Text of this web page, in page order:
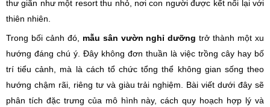
thư giãn như một resort thu nhỏ, nơi con người được kết nối lại với
thiên nhiên.
Trong bối cảnh đó, mẫu sân vườn nghỉ dưỡng trở thành một xu
hướng đáng chú ý. Đây không đơn thuần là việc trồng cây hay bố
trí tiểu cảnh, mà là cách tổ chức tổng thể không gian sống theo
hướng chậm rãi, riêng tư và giàu trải nghiệm. Bài viết dưới đây sẽ
phân tích đặc trưng của mô hình này, cách quy hoạch hợp lý và